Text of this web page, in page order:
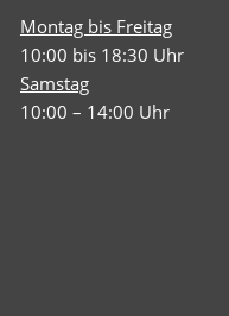
Montag bis Freitag
10:00 bis 18:30 Uhr
Samstag
10:00 – 14:00 Uhr